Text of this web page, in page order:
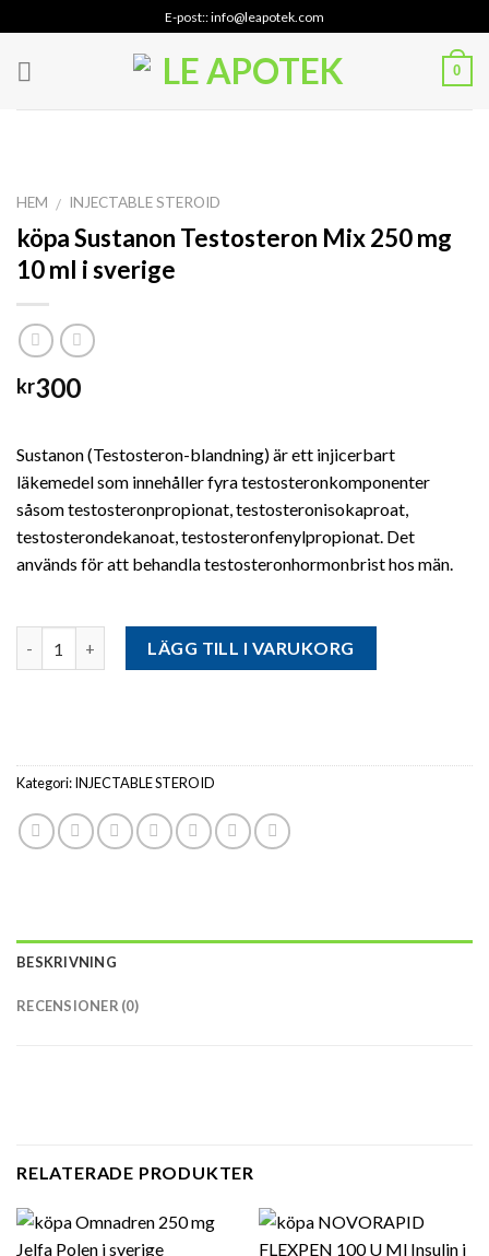
to
content
E-post:: info@leapotek.com
0
HEM / INJECTABLE STEROID
köpa Sustanon Testosteron Mix 250 mg
10 ml i sverige
kr300
Sustanon (Testosteron-blandning) är ett injicerbart
läkemedel som innehåller fyra testosteronkomponenter
såsom testosteronpropionat, testosteronisokaproat,
testosterondekanoat, testosteronfenylpropionat. Det
används för att behandla testosteronhormonbrist hos män.
LÄGG TILL I VARUKORG
Kategori:INJECTABLE STEROID
BESKRIVNING
RECENSIONER (0)
RELATERADE PRODUKTER